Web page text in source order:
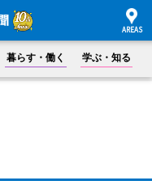
暮らす・働く 学ぶ・知る